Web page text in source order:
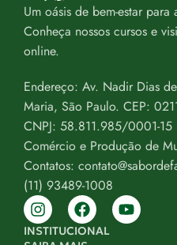
Um oásis de bem-estar para
Conheça nossos cursos e
online.
Endereço: Av. Nadir Dias
Maria, São Paulo. CEP:
CNPJ: 58.811.985/0001-
Comércio e Produção de
Contatos:
(11) 93489-1008
INSTITUCIONAL